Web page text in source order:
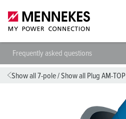
Frequently asked questions
Show all 7-pole/Show all Plug AM-TOP